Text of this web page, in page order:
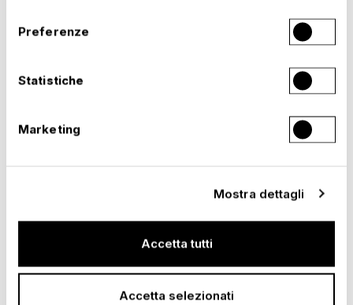
Preferenze
Statistiche
Marketing
Mostra dettagli
Accetta tutti
Accetta selezionati
provvisoria con una struttura più grande in
costruzione semipermanente. Essa offre agli
sedere, al pubblico di casa circa 790 posti in
piedi e 545 posti a sedere, oltre a protezione
dalla pioggia e dal sole grazie a una copertura
in lamiera trapezoidale d'acciaio.
accessi con rivestimenti in lamiera di alta
Grazie alle due strutture provvisorie, che